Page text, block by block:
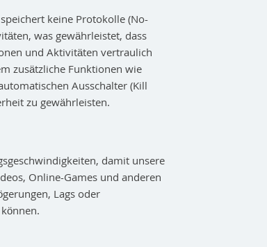
keine Protokolle (No-
was gewährleistet, dass
und Aktivitäten vertraulich
zusätzliche Funktionen wie
Ausschalter (Kill
zu gewährleisten.
damit unsere
Online-Games und anderen
Lags oder